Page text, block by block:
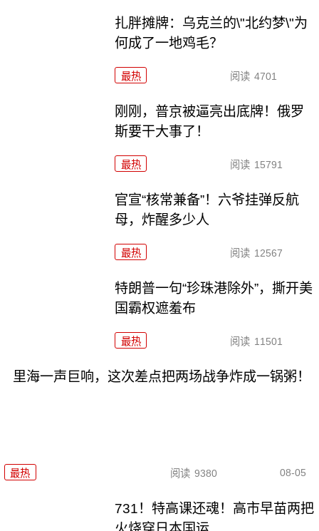
扎胖摊牌：乌克兰的\"北约梦\"为
何成了一地鸡毛？
最热 阅读 4701
刚刚，普京被逼亮出底牌！俄罗
斯要干大事了！
最热 阅读 15791
官宣“核常兼备”！六爷挂弹反航
母，炸醒多少人
最热 阅读 12567
特朗普一句“珍珠港除外”，撕开美
国霸权遮羞布
最热 阅读 11501
里海一声巨响，这次差点把两场战争炸成一锅粥！
最热 阅读 9380 08-05
731！特高课还魂！高市早苗两把